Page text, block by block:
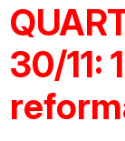
30/11: